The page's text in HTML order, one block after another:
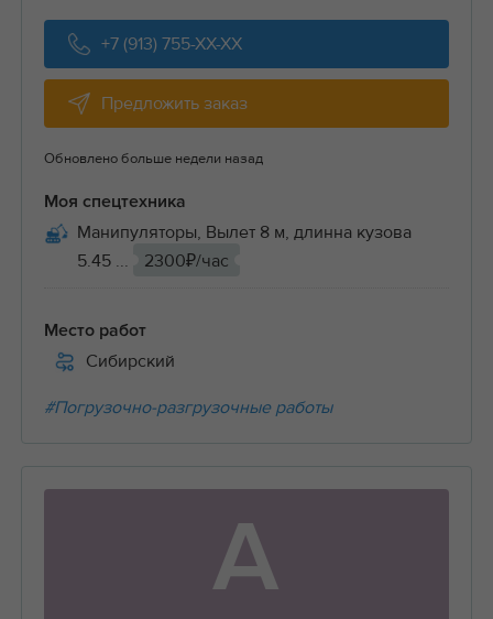
+7 (913) 755-XX-XX
Предложить заказ
Обновлено больше недели назад
Моя спецтехника
Манипуляторы, Вылет 8 м, длинна кузова
5.45 ...
2300₽/час
Место работ
Сибирский
#Погрузочно-разгрузочные работы
А